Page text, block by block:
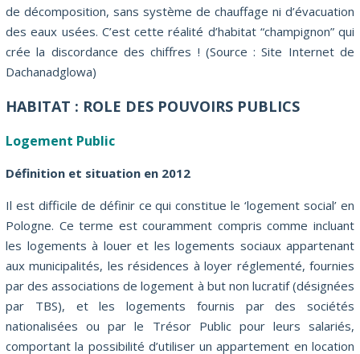
de décomposition, sans système de chauffage ni d’évacuation
des eaux usées. C’est cette réalité d’habitat “champignon” qui
crée la discordance des chiffres ! (Source : Site Internet de
Dachanadglowa)
HABITAT : ROLE DES POUVOIRS PUBLICS
Logement Public
Définition et situation en 2012
Il est difficile de définir ce qui constitue le ‘logement social’ en
Pologne. Ce terme est couramment compris comme incluant
les logements à louer et les logements sociaux appartenant
aux municipalités, les résidences à loyer réglementé, fournies
par des associations de logement à but non lucratif (désignées
par TBS), et les logements fournis par des sociétés
nationalisées ou par le Trésor Public pour leurs salariés,
comportant la possibilité d’utiliser un appartement en location